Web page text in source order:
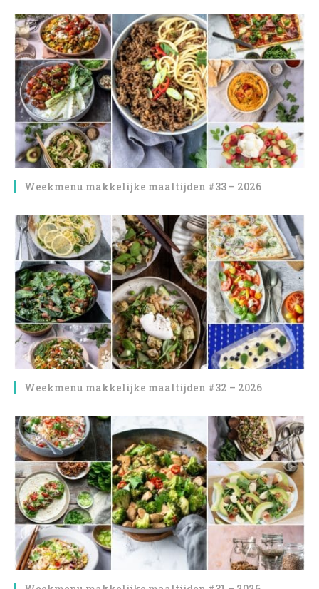
Weekmenu makkelijke maaltijden #33 – 2026
Weekmenu makkelijke maaltijden #32 – 2026